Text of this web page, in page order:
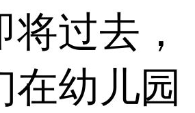
过去，
在幼儿园